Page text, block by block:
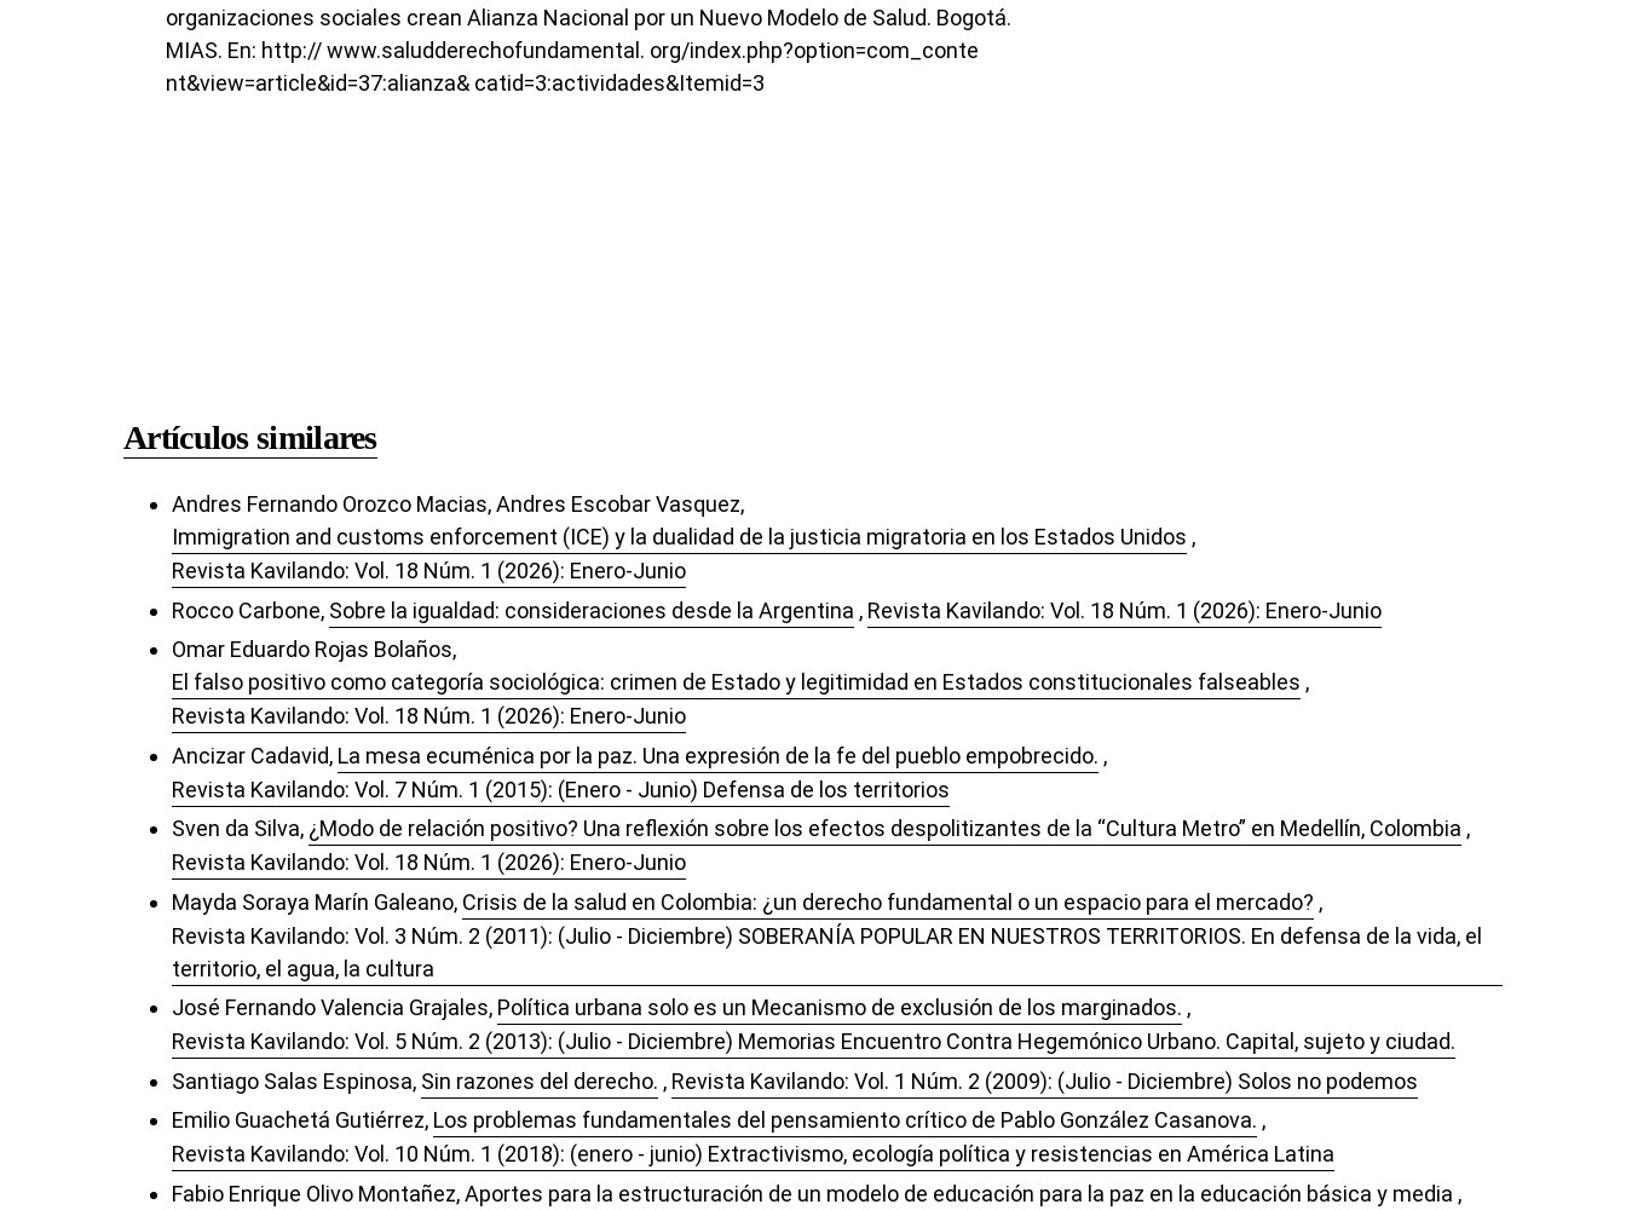
organizaciones sociales crean Alianza Nacional por un Nuevo Modelo de Salud. Bogotá.
MIAS. En: http:// www.saludderechofundamental. org/index.php?option=com_conte
nt&view=article&id=37:alianza& catid=3:actividades&Itemid=3
Artículos similares
Andres Fernando Orozco Macias, Andres Escobar Vasquez,
Immigration and customs enforcement (ICE) y la dualidad de la justicia migratoria en los Estados Unidos ,
Revista Kavilando: Vol. 18 Núm. 1 (2026): Enero-Junio
Rocco Carbone, Sobre la igualdad: consideraciones desde la Argentina , Revista Kavilando: Vol. 18 Núm. 1 (2026): Enero-Junio
Omar Eduardo Rojas Bolaños,
El falso positivo como categoría sociológica: crimen de Estado y legitimidad en Estados constitucionales falseables ,
Revista Kavilando: Vol. 18 Núm. 1 (2026): Enero-Junio
Ancizar Cadavid, La mesa ecuménica por la paz. Una expresión de la fe del pueblo empobrecido. ,
Revista Kavilando: Vol. 7 Núm. 1 (2015): (Enero - Junio) Defensa de los territorios
Sven da Silva, ¿Modo de relación positivo? Una reflexión sobre los efectos despolitizantes de la “Cultura Metro” en Medellín, Colombia ,
Revista Kavilando: Vol. 18 Núm. 1 (2026): Enero-Junio
Mayda Soraya Marín Galeano, Crisis de la salud en Colombia: ¿un derecho fundamental o un espacio para el mercado? ,
Revista Kavilando: Vol. 3 Núm. 2 (2011): (Julio - Diciembre) SOBERANÍA POPULAR EN NUESTROS TERRITORIOS. En defensa de la vida, el
territorio, el agua, la cultura
José Fernando Valencia Grajales, Polí­tica urbana solo es un Mecanismo de exclusión de los marginados. ,
Revista Kavilando: Vol. 5 Núm. 2 (2013): (Julio - Diciembre) Memorias Encuentro Contra Hegemónico Urbano. Capital, sujeto y ciudad.
Santiago Salas Espinosa, Sin razones del derecho. , Revista Kavilando: Vol. 1 Núm. 2 (2009): (Julio - Diciembre) Solos no podemos
Emilio Guachetá Gutiérrez, Los problemas fundamentales del pensamiento crítico de Pablo González Casanova. ,
Revista Kavilando: Vol. 10 Núm. 1 (2018): (enero - junio) Extractivismo, ecologí­a política y resistencias en América Latina
Fabio Enrique Olivo Montañez,Aportes para la estructuración de un modelo de educación para la paz en la educación básica y media ,